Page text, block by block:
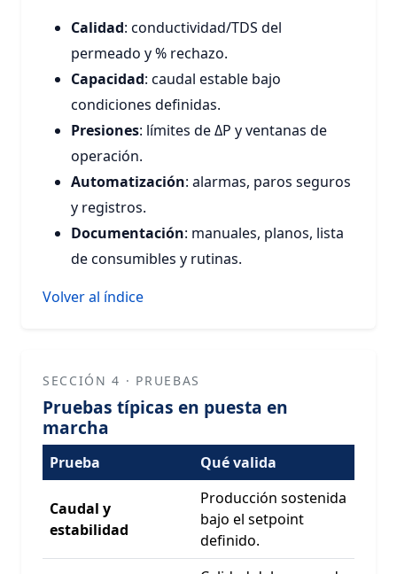
Calidad: conductividad/TDS del
permeado y % rechazo.
Capacidad: caudal estable bajo
condiciones definidas.
Presiones: límites de ΔP y ventanas de
operación.
Automatización: alarmas, paros seguros
y registros.
Documentación: manuales, planos, lista
de consumibles y rutinas.
Volver al índice
SECCIÓN 4 · PRUEBAS
Pruebas típicas en puesta en
marcha
Prueba Qué valida
Caudal y
estabilidad
Producción sostenida
bajo el setpoint
definido.